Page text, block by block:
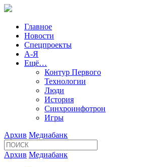
Главное
Новости
Спецпроекты
А-Я
Ещё…
Контур Первого
Технологии
Люди
История
Синхроинфотрон
Игры
Архив Медиабанк
Архив Медиабанк